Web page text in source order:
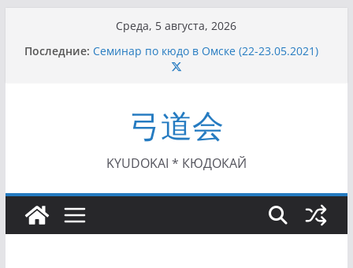
содержимому
Среда, 5 августа, 2026
Последние: Семинар по кюдо в Омске (22-23.05.2021)
Чемпионат Росcии, Дёмино (2-5.09.2021)
II Кубок Посла Японии в России по Кюдо,
Орёл (25.07.2021)
I этап Кубка Московской области по Кюдо /
Сейдокан II (27.06.2021)
弓道会
KYUDOKAI * КЮДОКАЙ